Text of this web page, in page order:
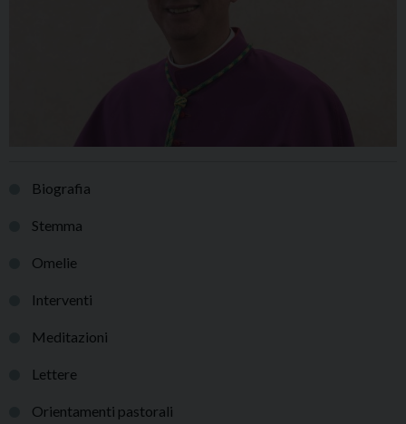
Biografia
Stemma
Omelie
Interventi
Meditazioni
Lettere
Orientamenti pastorali